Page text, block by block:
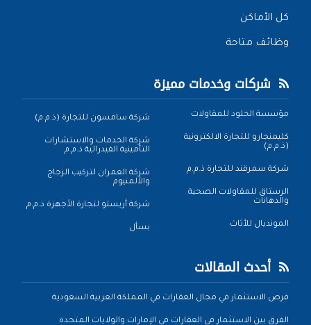
كل الأماكن
وظائف متاحة
شركات وخدمات مميزة
مؤسسة الخلود للمقاولات
كليمنجارو للتجارة الالكترونية
(ذ.م.م)
شركة سمرقند للتجارة ذ.م.م
الرستاق للمقاولات الصحية
والدهانات
المونديال للأثاث
شركة سامسون للتجارة (ذ.م.م)
شركة الخدمات والاستشارات
التأمينية الفيدرالية ذ.م.م
شركة العمران لتركيب الزجاج
والألمنيوم
شركة أريستو لتجارة الأجهزة ذ.م.م
بسأل
أحدث المقالات
فرص الاستثمار في مجال العقارات في المملكة العربية السعودية
الفرق بين الاستثمار في العقارات في الإمارات والولايات المتحدة